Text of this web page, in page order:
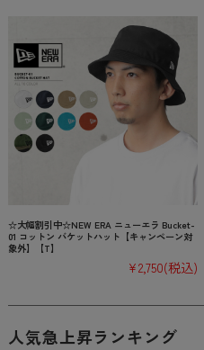
☆大幅割引中☆NEW ERA ニューエラ Bucket-
01 コットン バケットハット【キャンペーン対
象外】【T】
¥2,750(税込)
人気急上昇ランキング